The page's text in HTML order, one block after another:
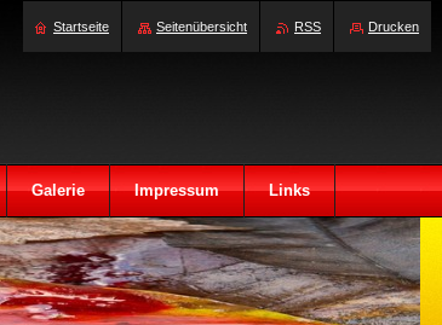
Galerie Impressum Links
Startseite Seitenübersicht RSS Drucken